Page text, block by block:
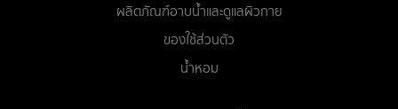
ผลิตภัณฑ์อาบน้ำและดูแลผิวกาย
ของใช้ส่วนตัว
น้ำหอม